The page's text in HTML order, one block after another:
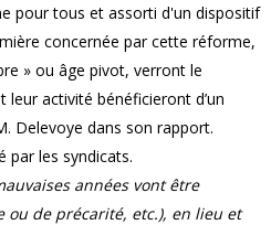
pour tous et assorti d'un dispositif
concernée par cette réforme,
» ou âge pivot, verront le
activité bénéficieront d’un
Delevoye dans son rapport.
par les syndicats.
années vont être
ou de précarité, etc.), en lieu et